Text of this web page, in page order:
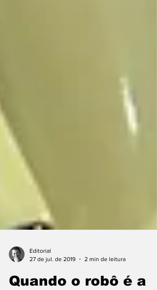
Editorial
27 de jul. de 2019
2 min de leitura